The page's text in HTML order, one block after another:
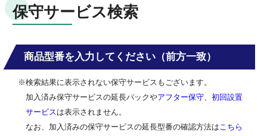
保守サービス検索
商品型番を入力してください（前方一致）
※検索結果に表示されない保守サービスもございます。
加入済み保守サービスの延長パックやアフター保守
初回設置
サービス は表示されません。
なお、加入済みの保守サービスの延長型番の確認方法は こちら